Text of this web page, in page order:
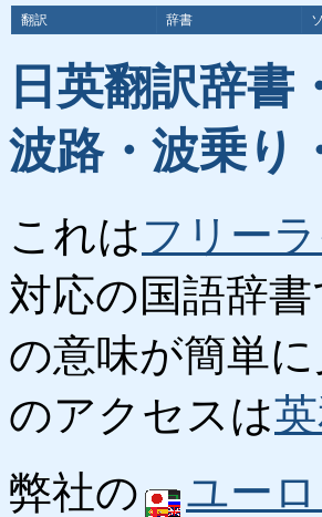
翻訳 辞書
日英翻訳辞書
波路・波乗り
これはフリー
対応の国語辞
の意味が簡単
のアクセスは
弊社の
ユー